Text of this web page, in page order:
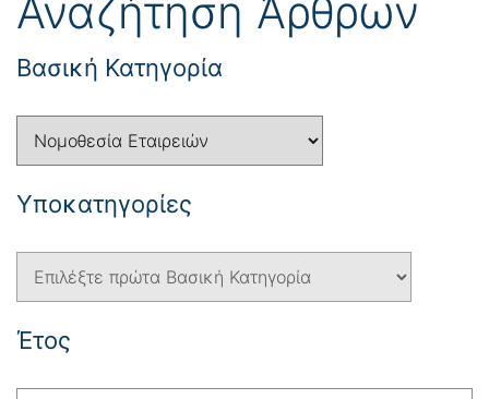
Αναζήτηση Άρθρων
Βασική Κατηγορία
Yποκατηγορίες
Έτος